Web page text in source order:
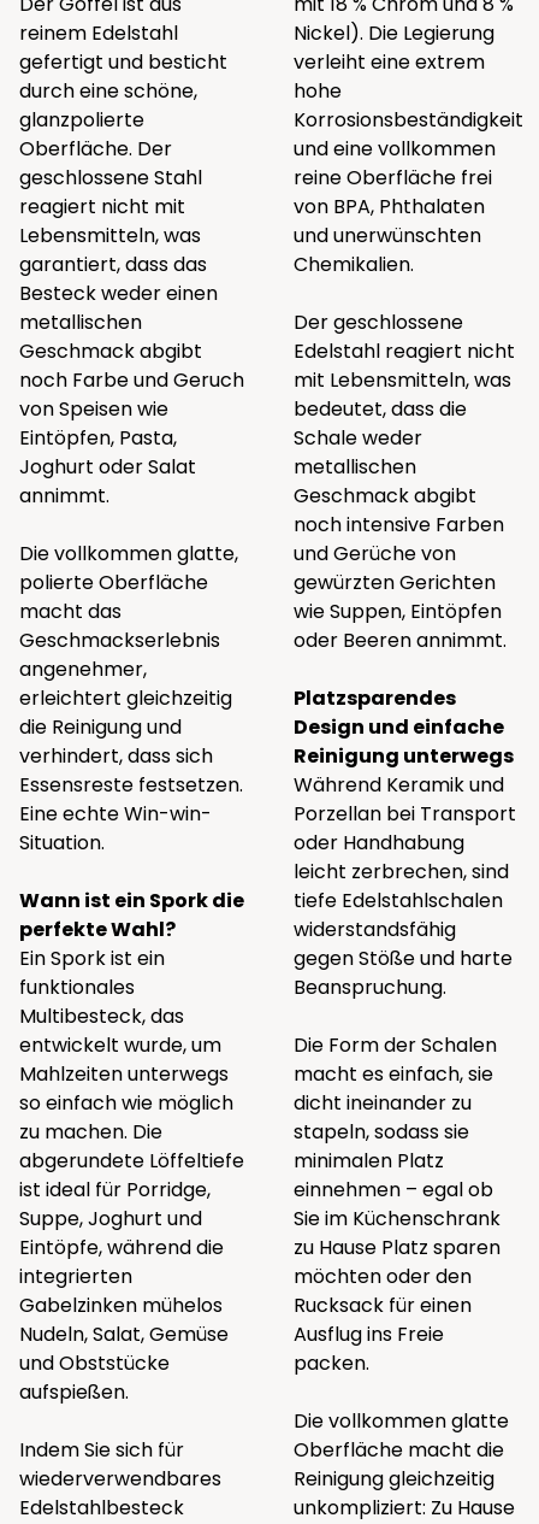
reinem Edelstahl
gefertigt und besticht
durch eine schöne,
glanzpolierte
Oberfläche. Der
geschlossene Stahl
reagiert nicht mit
Lebensmitteln, was
garantiert, dass das
Besteck weder einen
metallischen
Geschmack abgibt
noch Farbe und Geruch
von Speisen wie
Eintöpfen, Pasta,
Joghurt oder Salat
annimmt.
Die vollkommen glatte,
polierte Oberfläche
macht das
Geschmackserlebnis
angenehmer,
erleichtert gleichzeitig
die Reinigung und
verhindert, dass sich
Essensreste festsetzen.
Eine echte Win-win-
Situation.
Wann ist ein Spork die
perfekte Wahl?
Ein Spork ist ein
funktionales
Multibesteck, das
entwickelt wurde, um
Mahlzeiten unterwegs
so einfach wie möglich
zu machen. Die
abgerundete Löffeltiefe
ist ideal für Porridge,
Suppe, Joghurt und
Eintöpfe, während die
integrierten
Gabelzinken mühelos
Nudeln, Salat, Gemüse
und Obststücke
aufspießen.
Indem Sie sich für
wiederverwendbares
Edelstahlbesteck
Nickel). Die Legierung
verleiht eine extrem
hohe
Korrosionsbeständigkeit
und eine vollkommen
reine Oberfläche frei
von BPA, Phthalaten
und unerwünschten
Chemikalien.
Der geschlossene
Edelstahl reagiert nicht
mit Lebensmitteln, was
bedeutet, dass die
Schale weder
metallischen
Geschmack abgibt
noch intensive Farben
und Gerüche von
gewürzten Gerichten
wie Suppen, Eintöpfen
oder Beeren annimmt.
Platzsparendes
Design und einfache
Reinigung unterwegs
Während Keramik und
Porzellan bei Transport
oder Handhabung
leicht zerbrechen, sind
tiefe Edelstahlschalen
widerstandsfähig
gegen Stöße und harte
Beanspruchung.
Die Form der Schalen
macht es einfach, sie
dicht ineinander zu
stapeln, sodass sie
minimalen Platz
einnehmen – egal ob
Sie im Küchenschrank
zu Hause Platz sparen
möchten oder den
Rucksack für einen
Ausflug ins Freie
packen.
Die vollkommen glatte
Oberfläche macht die
Reinigung gleichzeitig
unkompliziert: Zu Hause